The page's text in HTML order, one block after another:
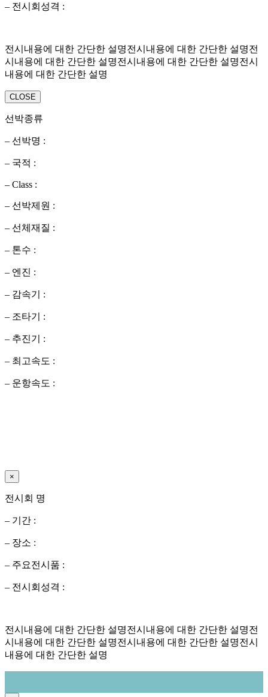
– 전시회성격 :
전시내용에 대한 간단한 설명전시내용에 대한 간단한 설명전
시내용에 대한 간단한 설명전시내용에 대한 간단한 설명전시
내용에 대한 간단한 설명
CLOSE
선박종류
– 선박명 :
– 국적 :
– Class :
– 선박제원 :
– 선체재질 :
– 톤수 :
– 엔진 :
– 감속기 :
– 조타기 :
– 추진기 :
– 최고속도 :
– 운항속도 :
×
전시회 명
– 기간 :
– 장소 :
– 주요전시품 :
– 전시회성격 :
전시내용에 대한 간단한 설명전시내용에 대한 간단한 설명전
시내용에 대한 간단한 설명전시내용에 대한 간단한 설명전시
내용에 대한 간단한 설명